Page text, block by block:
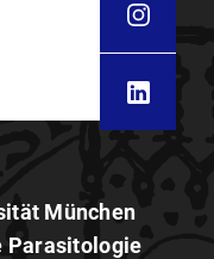
München
Parasitologie